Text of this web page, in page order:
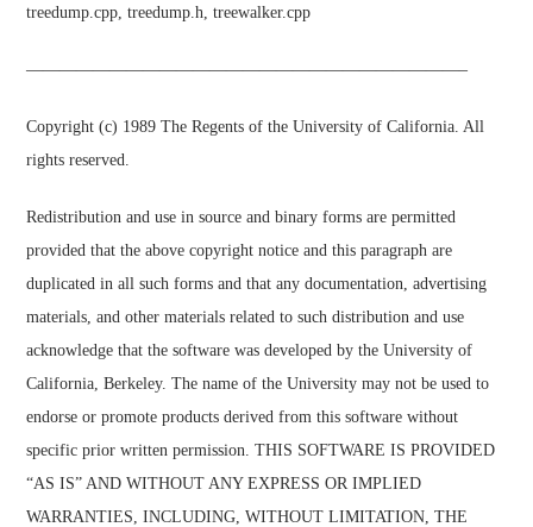
treedump.cpp, treedump.h, treewalker.cpp
——————————————————————————–
Copyright (c) 1989 The Regents of the University of California. All
rights reserved.
Redistribution and use in source and binary forms are permitted
provided that the above copyright notice and this paragraph are
duplicated in all such forms and that any documentation, advertising
materials, and other materials related to such distribution and use
acknowledge that the software was developed by the University of
California, Berkeley. The name of the University may not be used to
endorse or promote products derived from this software without
specific prior written permission. THIS SOFTWARE IS PROVIDED
“AS IS” AND WITHOUT ANY EXPRESS OR IMPLIED
WARRANTIES, INCLUDING, WITHOUT LIMITATION, THE